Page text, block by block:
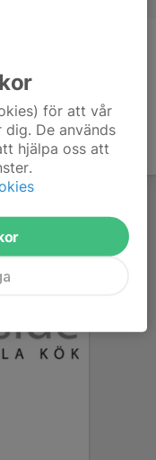
för att vår
De används
hjälpa oss att